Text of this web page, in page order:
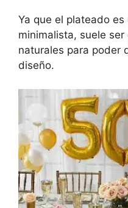
Ya que el plateado
minimalista, suele
naturales para poder
diseño.